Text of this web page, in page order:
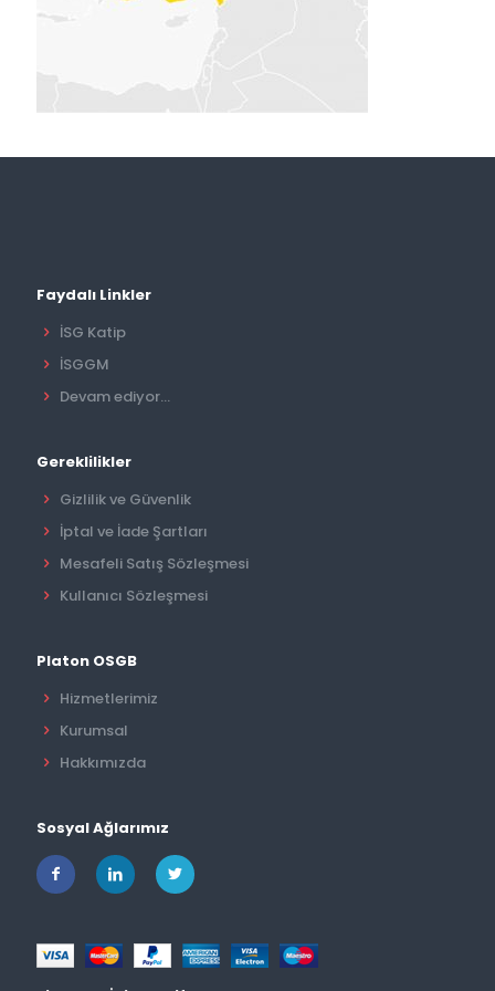
Faydalı Linkler
İSG Katip
İSGGM
Devam ediyor...
Gereklilikler
Gizlilik ve Güvenlik
İptal ve İade Şartları
Mesafeli Satış Sözleşmesi
Kullanıcı Sözleşmesi
Platon OSGB
Hizmetlerimiz
Kurumsal
Hakkımızda
Sosyal Ağlarımız